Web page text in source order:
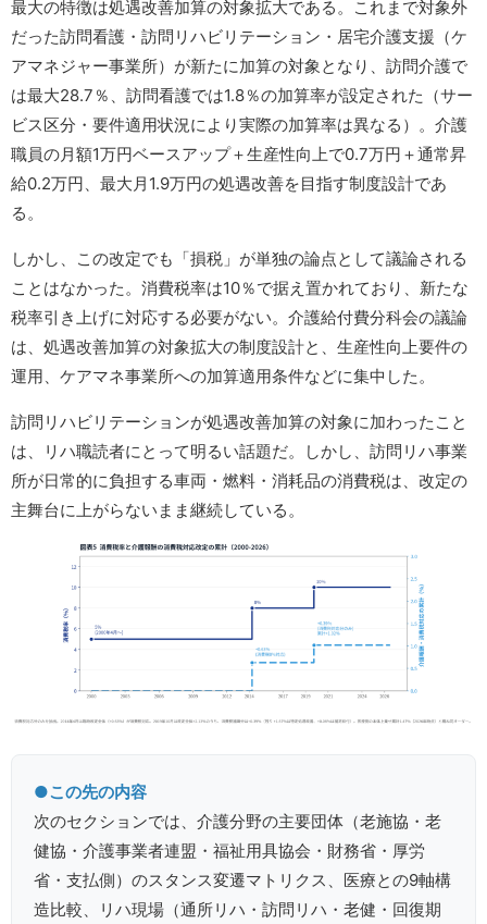
最大の特徴は処遇改善加算の対象拡大である。これまで対象外
だった訪問看護・訪問リハビリテーション・居宅介護支援（ケ
アマネジャー事業所）が新たに加算の対象となり、訪問介護で
は最大28.7％、訪問看護では1.8％の加算率が設定された（サー
ビス区分・要件適用状況により実際の加算率は異なる）。介護
職員の月額1万円ベースアップ＋生産性向上で0.7万円＋通常昇
給0.2万円、最大月1.9万円の処遇改善を目指す制度設計であ
る。
しかし、この改定でも「損税」が単独の論点として議論される
ことはなかった。消費税率は10％で据え置かれており、新たな
税率引き上げに対応する必要がない。介護給付費分科会の議論
は、処遇改善加算の対象拡大の制度設計と、生産性向上要件の
運用、ケアマネ事業所への加算適用条件などに集中した。
訪問リハビリテーションが処遇改善加算の対象に加わったこと
は、リハ職読者にとって明るい話題だ。しかし、訪問リハ事業
所が日常的に負担する車両・燃料・消耗品の消費税は、改定の
主舞台に上がらないまま継続している。
●この先の内容
次のセクションでは、介護分野の主要団体（老施協・老
健協・介護事業者連盟・福祉用具協会・財務省・厚労
省・支払側）のスタンス変遷マトリクス、医療との9軸構
造比較、リハ現場（通所リハ・訪問リハ・老健・回復期